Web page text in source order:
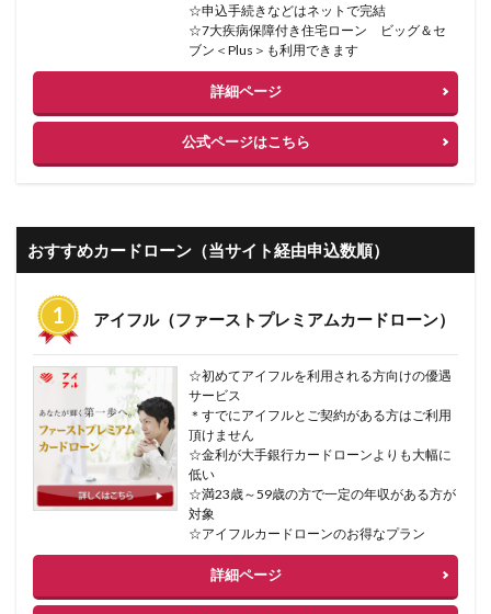
☆申込手続きなどはネットで完結
☆7大疾病保障付き住宅ローン ビッグ＆セ
ブン＜Plus＞も利用できます
詳細ページ
公式ページはこちら
おすすめカードローン（当サイト経由申込数順）
アイフル（ファーストプレミアムカードローン）
☆初めてアイフルを利用される方向けの優遇
サービス
＊すでにアイフルとご契約がある方はご利用
頂けません
☆金利が大手銀行カードローンよりも大幅に
低い
☆満23歳～59歳の方で一定の年収がある方が
対象
☆アイフルカードローンのお得なプラン
詳細ページ